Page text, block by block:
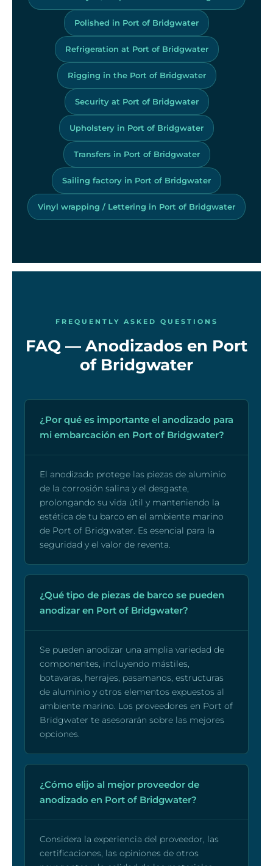
Polished in Port of Bridgwater
Refrigeration at Port of Bridgwater
Rigging in the Port of Bridgwater
Security at Port of Bridgwater
Upholstery in Port of Bridgwater
Transfers in Port of Bridgwater
Sailing factory in Port of Bridgwater
Vinyl wrapping / Lettering in Port of Bridgwater
FREQUENTLY ASKED QUESTIONS
FAQ — Anodizados en Port
of Bridgwater
¿Por qué es importante el anodizado para
mi embarcación en Port of Bridgwater?
El anodizado protege las piezas de aluminio
de la corrosión salina y el desgaste,
prolongando su vida útil y manteniendo la
estética de tu barco en el ambiente marino
de Port of Bridgwater. Es esencial para la
seguridad y el valor de reventa.
¿Qué tipo de piezas de barco se pueden
anodizar en Port of Bridgwater?
Se pueden anodizar una amplia variedad de
componentes, incluyendo mástiles,
botavaras, herrajes, pasamanos, estructuras
de aluminio y otros elementos expuestos al
ambiente marino. Los proveedores en Port of
Bridgwater te asesorarán sobre las mejores
opciones.
¿Cómo elijo al mejor proveedor de
anodizado en Port of Bridgwater?
Considera la experiencia del proveedor, las
certificaciones, las opiniones de otros